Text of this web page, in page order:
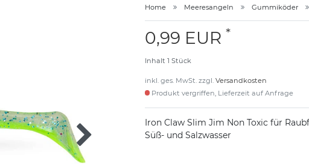
Home Meeresangeln Gummiköder
0,99 EUR *
Inhalt 1 Stück
inkl. ges. MwSt. zzgl. Versandkosten
Produkt vergriffen, Lieferzeit auf Anfrage
Iron Claw Slim Jim Non Toxic für
Süß- und Salzwasser